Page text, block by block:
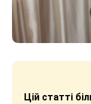
Цій статті